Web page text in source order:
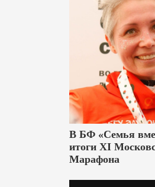
В БФ «Семья
итоги XI
Марафона